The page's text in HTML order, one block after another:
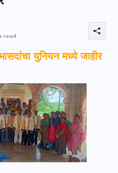
read
युनियन मध्ये जाहीर